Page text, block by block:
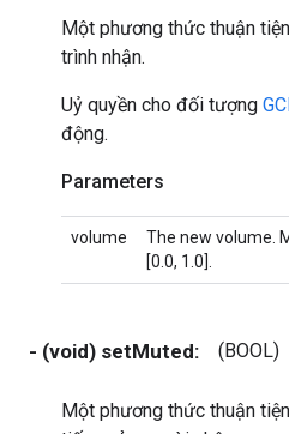
Một phương thức thuận
trình nhận.
Uỷ quyền cho đối tượng
động.
Parameters
volume
The new volume.
[0.0, 1.0].
- (void) setMuted: (BOOL)
Một phương thức thuận